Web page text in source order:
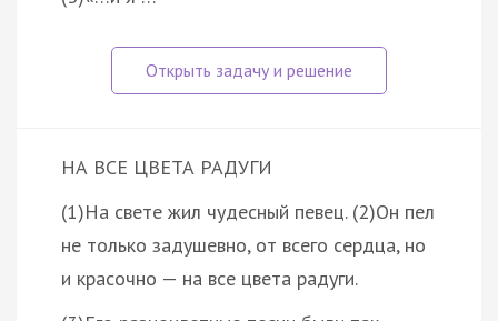
НА ВСЕ ЦВЕТА РАДУГИ
(1)На свете жил чудесный певец. (2)Он пел
не только задушевно, от всего сердца, но
и красочно — на все цвета радуги.